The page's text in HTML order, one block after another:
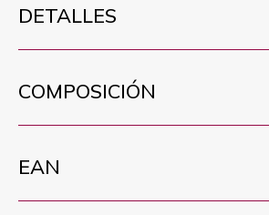
DETALLES
COMPOSICIÓN
EAN